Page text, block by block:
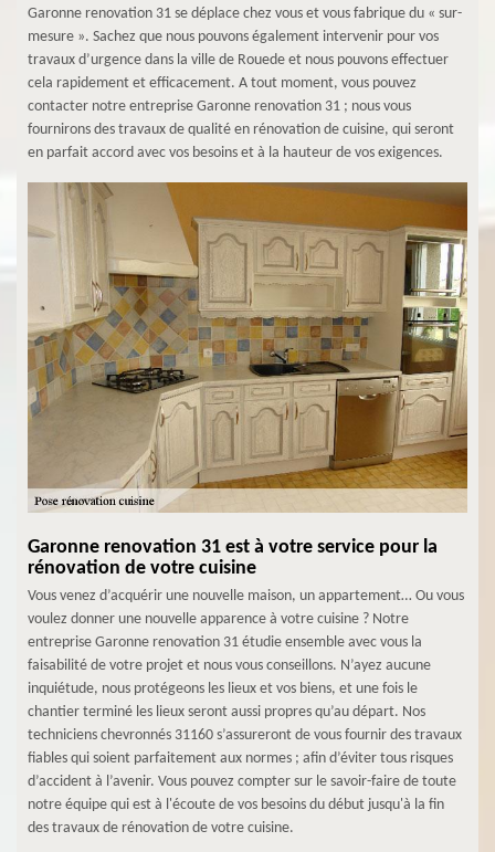
Garonne renovation 31 se déplace chez vous et vous fabrique du « sur-
mesure ». Sachez que nous pouvons également intervenir pour vos
travaux d’urgence dans la ville de Rouede et nous pouvons effectuer
cela rapidement et efficacement. A tout moment, vous pouvez
contacter notre entreprise Garonne renovation 31 ; nous vous
fournirons des travaux de qualité en rénovation de cuisine, qui seront
en parfait accord avec vos besoins et à la hauteur de vos exigences.
Garonne renovation 31 est à votre service pour la
rénovation de votre cuisine
Vous venez d’acquérir une nouvelle maison, un appartement… Ou vous
voulez donner une nouvelle apparence à votre cuisine ? Notre
entreprise Garonne renovation 31 étudie ensemble avec vous la
faisabilité de votre projet et nous vous conseillons. N’ayez aucune
inquiétude, nous protégeons les lieux et vos biens, et une fois le
chantier terminé les lieux seront aussi propres qu’au départ. Nos
techniciens chevronnés 31160 s’assureront de vous fournir des travaux
fiables qui soient parfaitement aux normes ; afin d’éviter tous risques
d’accident à l’avenir. Vous pouvez compter sur le savoir-faire de toute
notre équipe qui est à l'écoute de vos besoins du début jusqu'à la fin
des travaux de rénovation de votre cuisine.